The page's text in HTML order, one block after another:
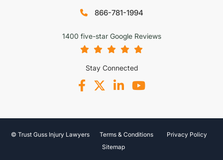
866-781-1994
1400 five-star Google Reviews
Stay Connected
© Trust Guss Injury Lawyers Terms & Conditions
Privacy Policy
Sitemap